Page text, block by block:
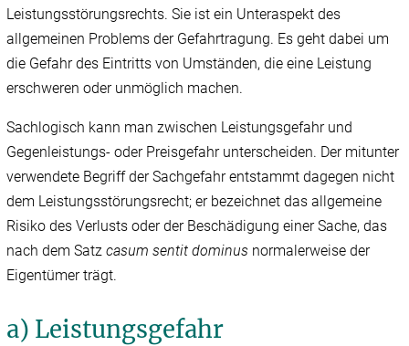
Leistungsstörungsrechts. Sie ist ein Unteraspekt des
allgemeinen Problems der Gefahrtragung. Es geht dabei um
die Gefahr des Eintritts von Umständen, die eine Leistung
erschweren oder unmöglich machen.
Sachlogisch kann man zwischen Leistungsgefahr und
Gegenleistungs- oder Preisgefahr unterscheiden. Der mitunter
verwendete Begriff der Sachgefahr entstammt dagegen nicht
dem Leistungsstörungsrecht; er bezeichnet das allgemeine
Risiko des Verlusts oder der Beschädigung einer Sache, das
nach dem Satzcasum sentit dominus normalerweise der
Eigentümer trägt.
a) Leistungsgefahr